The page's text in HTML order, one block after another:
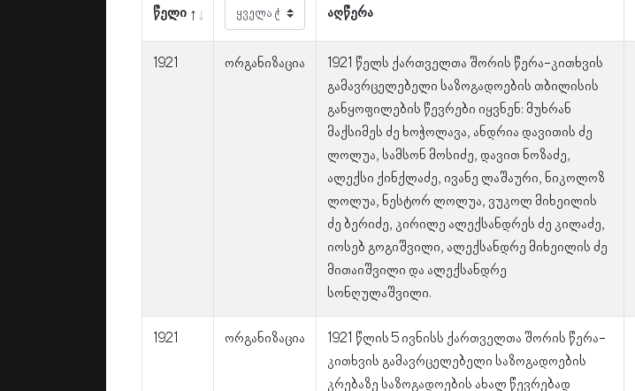
წელი აღწერა
1921 ორგანიზაცია
1921 წელს ქართველთა შორის წერა-კითხვის
გამავრცელებელი საზოგადოების თბილისის
განყოფილების წევრები იყვნენ: მუხრან
მაქსიმეს ძე ხოჭოლავა, ანდრია დავითის ძე
ლოლუა, სამსონ მოსიძე, დავით ნოზაძე,
ალექსი ქინქლაძე, ივანე ლაშაური, ნიკოლოზ
ლოლუა, ნესტორ ლოლუა, ვუკოლ მიხეილის
ძე ბერიძე, კირილე ალექსანდრეს ძე კილაძე,
იოსებ გოგიშვილი, ალექსანდრე მიხეილის ძე
მითაიშვილი და ალექსანდრე
სონღულაშვილი.
1921 ორგანიზაცია
1921 წლის 5 ივნისს ქართველთა შორის წერა-
კითხვის გამავრცელებელი საზოგადოების
კრებაზე საზოგადოების ახალ წევრებად